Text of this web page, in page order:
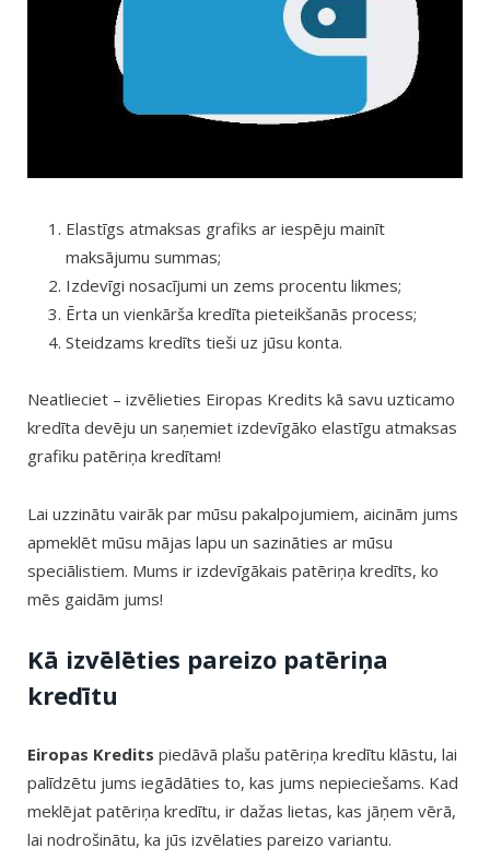
Elastīgs atmaksas grafiks ar iespēju mainīt
maksājumu summas;
Izdevīgi nosacījumi un zems procentu likmes;
Ērta un vienkārša kredīta pieteikšanās process;
Steidzams kredīts tieši uz jūsu konta.
Neatlieciet – izvēlieties Eiropas Kredits kā savu uzticamo
kredīta devēju un saņemiet izdevīgāko elastīgu atmaksas
grafiku patēriņa kredītam!
Lai uzzinātu vairāk par mūsu pakalpojumiem, aicinām jums
apmeklēt mūsu mājas lapu un sazināties ar mūsu
speciālistiem. Mums ir izdevīgākais patēriņa kredīts, ko
mēs gaidām jums!
Kā izvēlēties pareizo patēriņa
kredītu
Eiropas Kredits piedāvā plašu patēriņa kredītu klāstu, lai
palīdzētu jums iegādāties to, kas jums nepieciešams. Kad
meklējat patēriņa kredītu, ir dažas lietas, kas jāņem vērā,
lai nodrošinātu, ka jūs izvēlaties pareizo variantu.